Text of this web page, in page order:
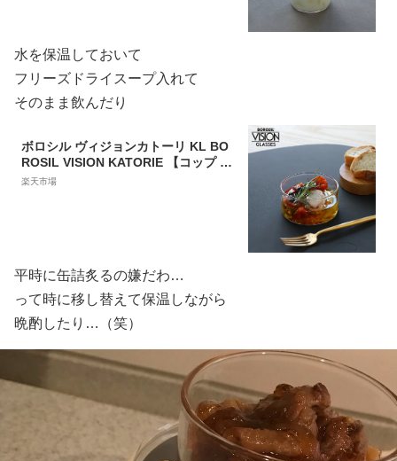
水を保温しておいて
フリーズドライスープ入れて
そのまま飲んだり
ボロシル ヴィジョンカトーリ KL BO
ROSIL VISION KATORIE 【コップ ギ
フト 結婚祝い プレゼント 贈り物 新生
楽天市場
平時に缶詰炙るの嫌だわ…
って時に移し替えて保温しながら
晩酌したり…（笑）